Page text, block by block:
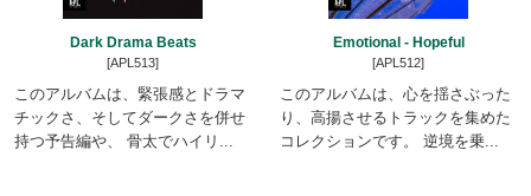
Dark Drama Beats
[APL513]
このアルバムは、緊張感とドラマ
チックさ、そしてダークさを併せ
持つ予告編や、 骨太でハイリ...
Emotional - Hopeful
[APL512]
このアルバムは、心を揺さぶった
り、高揚させるトラックを集めた
コレクションです。 逆境を乗...